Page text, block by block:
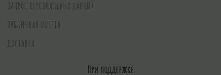
ЗАПРОС ПЕРСОНАЛЬНЫХ ДАННЫХ
ПУБЛИЧНАЯ ОФЕРТА
ДОСТАВКА
При поддержке